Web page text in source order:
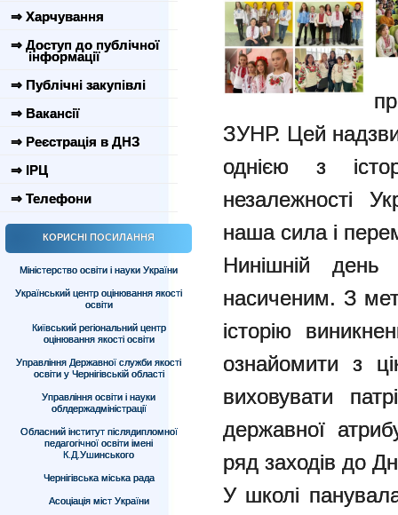
⇒ Харчування
⇒ Доступ до публічної
інформації
⇒ Публічні закупівлі
⇒ Вакансії
⇒ Реєстрація в ДНЗ
⇒ ІРЦ
⇒ Телефони
КОРИСНІ ПОСИЛАННЯ
Міністерство освіти і науки України
Український центр оцінювання якості
освіти
Київський регіональний центр
оцінювання якості освіти
Управління Державної служби якості
освіти у Чернігівській області
Управління освіти і науки
облдержадміністрації
Обласний інститут післядипломної
педагогічної освіти імені
К.Д.Ушинського
Чернігівська міська рада
Асоціація міст України
ЗУНР. Цей
однією з
незалежності
наша сила і
Нинішній
насиченим. З
історію
ознайомити з
виховувати
державної
ряд заходів до
У школі